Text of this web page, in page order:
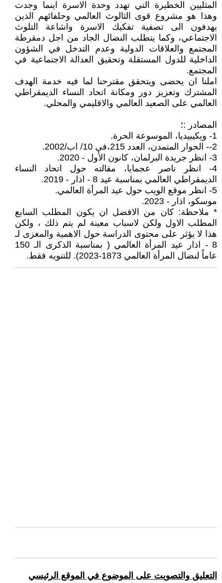
المثليين الخطيرة التي تهدد وحدة الاسرة اينما وجدت
وهذا هو مشروع قوى الثالوث العالمي وحلفائهم الذين
يهدفون الى تصفية تفكيك الاسرة واشاعة التلوث
الاجتماعي، وكما يتطلب النضال الجاد من اجل دمقرطة
المجتمع والعلاقات الدولية وعدم التدخل في الشؤون
الداخلية للدول المستقلة وتحقيق العدالة الاجتماعية في
المجتمع.
املنا ان يحضى ويتحقق مقترحنا لما فيه خدمة الهدف
المشترك وتعزيز دور ومكانة اتحاد النساء الديمقراطي
العالمي على الصعيد العالمي والاقليمي والمحلي.
المصادر :؛
1- ويكيبيديا، الموسوعة الحرة.
2-- الحوار المتمدن، العدد 215،في 10/ اب/2002.
3- انظر جريدة البرلمان، كانون الأول - 2020.
4- انظر ناصر عجمايا، مقالته حول اتحاد النساء
الديمقراطي العالمي بمناسبة عيد 8 - اذار - 2019.
5- انظر موقع الويب حول عيد المرأة العالمي.
موسكو، اذار - 2023.
* ملاحظة: كان من الافضل ان يكون المطلب السابع
المطلب الاول ولكن لاسباب معينة لم يتم ذلك ، ولكن
هذا لا يؤثر على محتوى الدراسة حول الاهمية والمغزى لـ
8 - اذار عيد المرأة العالمي ( بمناسبة الذكرى الـ 150
عاماً لنضال المرأة العالمي 1873-2023). للتنويه فقط.
التعليق والتصويت على الموضوع في الموقع الرئيسي